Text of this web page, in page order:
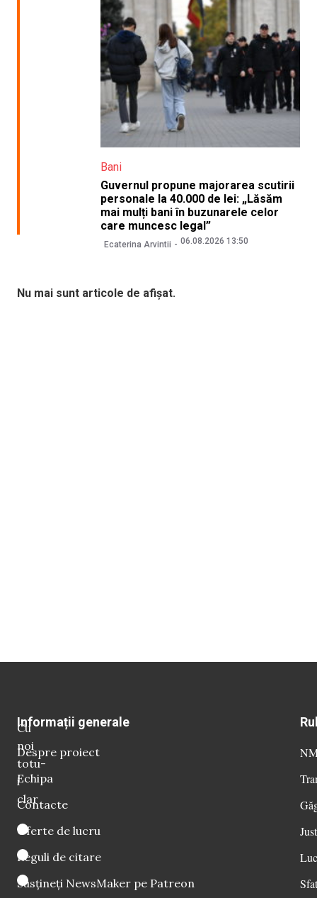
Bani
Guvernul propune majorarea scutirii
personale la 40.000 de lei: „Lăsăm
mai mulți bani în buzunarele celor
care muncesc legal”
Ecaterina Arvintii 06.08.2026 13:50
Nu mai sunt articole de afișat.
Cu
noi
totu-
i
clar
Informații generale
Despre proiect
Echipa
Contacte
Oferte de lucru
Reguli de citare
Susțineți NewsMaker pe Patreon